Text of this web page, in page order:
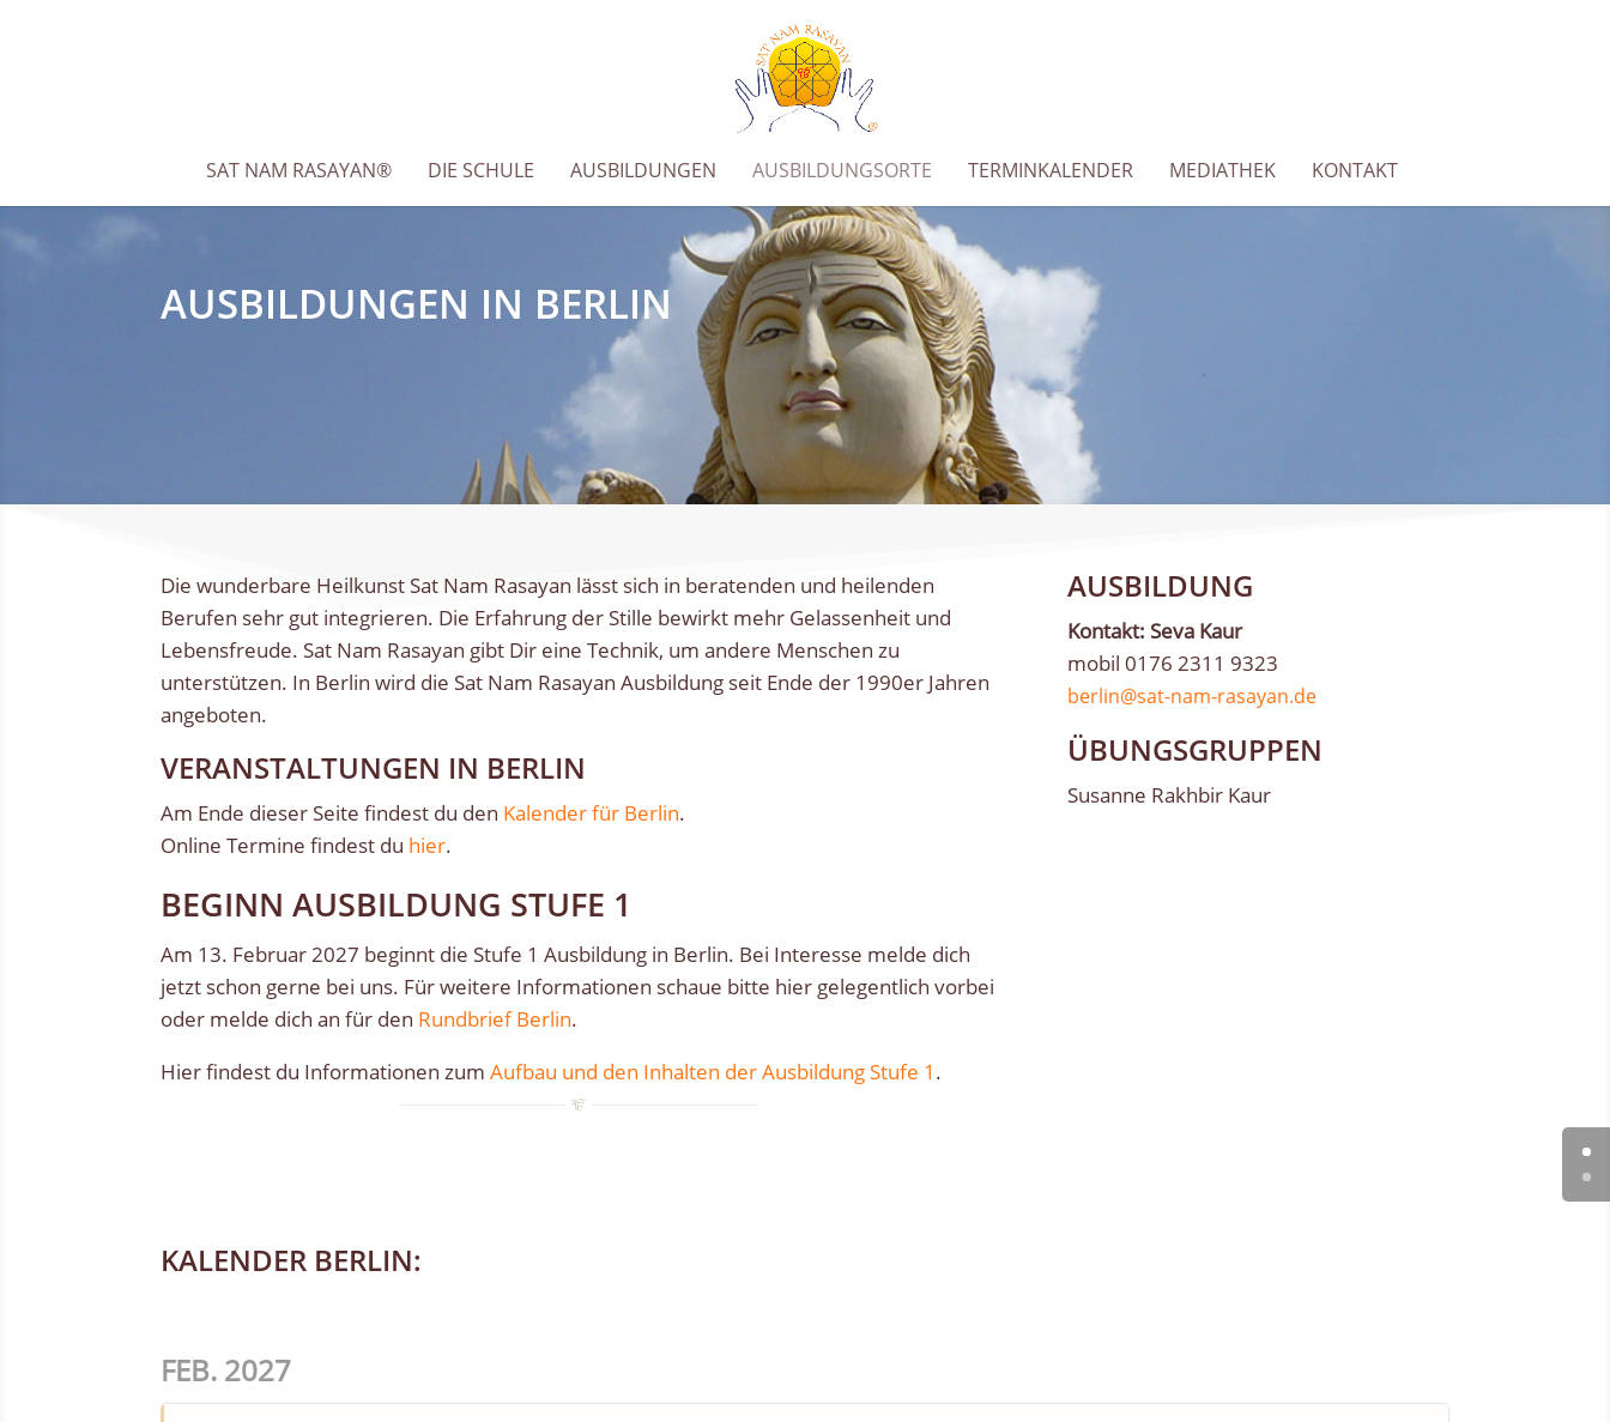
SAT NAM RASAYAN® DIE SCHULE AUSBILDUNGEN AUSBILDUNGSORTE TERMINKALENDER MEDIATHEK KONTAKT
AUSBILDUNGEN IN BERLIN
Die wunderbare Heilkunst Sat Nam Rasayan lässt sich in beratenden und heilenden
Berufen sehr gut integrieren. Die Erfahrung der Stille bewirkt mehr Gelassenheit und
Lebensfreude. Sat Nam Rasayan gibt Dir eine Technik, um andere Menschen zu
unterstützen. In Berlin wird die Sat Nam Rasayan Ausbildung seit Ende der 1990er Jahren
angeboten.
VERANSTALTUNGEN IN BERLIN
Am Ende dieser Seite findest du den Kalender für Berlin.
Online Termine findest du hier.
BEGINN AUSBILDUNG STUFE 1
Am 13. Februar 2027 beginnt die Stufe 1 Ausbildung in Berlin. Bei Interesse melde dich
jetzt schon gerne bei uns. Für weitere Informationen schaue bitte hier gelegentlich vorbei
oder melde dich an für den Rundbrief Berlin.
Hier findest du Informationen zumAufbau und den Inhalten der Ausbildung Stufe 1 .
AUSBILDUNG
Kontakt: Seva Kaur
mobil 0176 2311 9323
berlin@sat-nam-rasayan.de
ÜBUNGSGRUPPEN
Susanne Rakhbir Kaur
KALENDER BERLIN:
FEB. 2027